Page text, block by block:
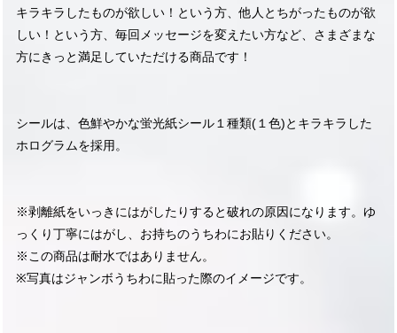
キラキラしたものが欲しい！という方、他人とちがったものが欲
しい！という方、毎回メッセージを変えたい方など、さまざまな
方にきっと満足していただける商品です！
シールは、色鮮やかな蛍光紙シール１種類(１色)とキラキラした
ホログラムを採用。
※剥離紙をいっきにはがしたりすると破れの原因になります。ゆ
っくり丁寧にはがし、お持ちのうちわにお貼りください。
※この商品は耐水ではありません。
※写真はジャンボうちわに貼った際のイメージです。